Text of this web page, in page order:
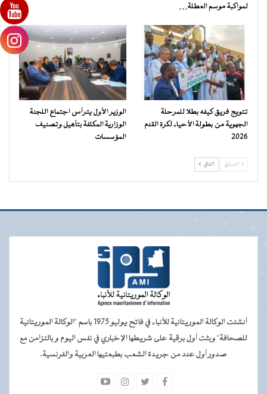
لمواكبة موسم العطلة…
تتويج فريق كيفه بطلا للمرحلة
الجهوية من بطولة الأحياء لكرة القدم
2026
الوزير الأول يترأس اجتماع اللجنة
الوزارية المكلفة بتأهيل وتصنيف
المؤسسات
السابق التالي
أنشئت الوكالة الموريتانية للأنباء في فاتح يوليو 1975 باسم "الوكالة الموريتانية
للصحافة" وبثت أول برقية على شريطها الإخباري في نفس اليوم و بالتزامن مع
صدور أول عدد من جريدة الشعب بطبعتيها العربية والفرنسية.